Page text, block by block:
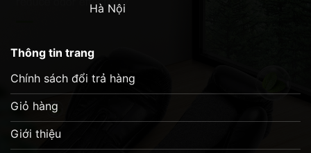
cho khớp xương và cổ tay. Phần mu bàn tay và
đa khỏi chấn thương.
Video sản phẩm:
Hà Nội
Thông tin trang
Chính sách đổi trả hàng
Giỏ hàng
Giới thiệu